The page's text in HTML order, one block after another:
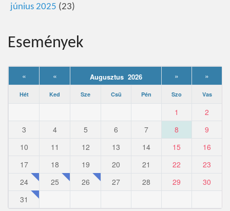
június 2025 (23)
Események
« « Augusztus 2026 » »
Hét Ked Sze Csü Pén Szo Vas
1
2
3
4 5 6 7 8
9
10
11 12 13 14 15
16
17
18 19 20 21 22
23
24
25 26 27 28 29
30
31